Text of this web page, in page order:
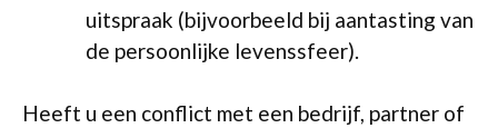
uitspraak (bijvoorbeeld bij aantasting van
de persoonlijke levenssfeer).
Heeft u een conflict met een bedrijf, partner of